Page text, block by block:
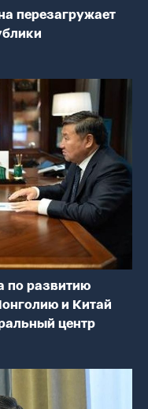
перезагружает
по развитию
и Китай
центр